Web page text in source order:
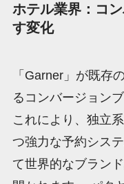
ホテル業界：コ
す変化
「Garner」が既存
るコンバージョン
これにより、独立
つ強力な予約シス
て世界的なブラン